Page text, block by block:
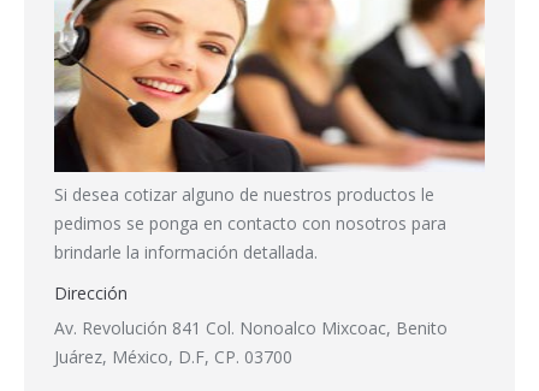
Si desea cotizar alguno de nuestros productos le
pedimos se ponga en contacto con nosotros para
brindarle la información detallada.
Dirección
Av. Revolución 841 Col. Nonoalco Mixcoac, Benito
Juárez, México, D.F, CP. 03700